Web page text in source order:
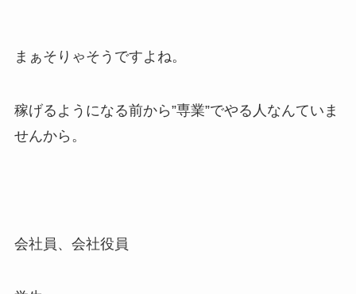
まぁそりゃそうですよね。
稼げるようになる前から”専業”でやる人なんていま
せんから。
会社員、会社役員